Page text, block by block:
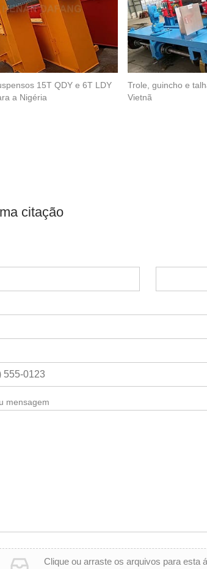
15T QDY e 6T LDY
a Nigéria
Trole, guincho e
Vietnã
citação
mensagem
Clique ou arraste os arquivos para esta